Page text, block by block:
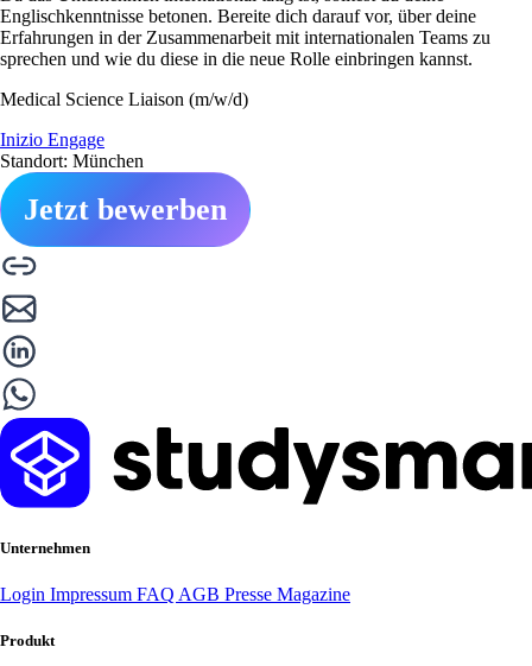
Englischkenntnisse betonen. Bereite dich darauf vor, über deine
Erfahrungen in der Zusammenarbeit mit internationalen Teams zu
sprechen und wie du diese in die neue Rolle einbringen kannst.
Medical Science Liaison (m/w/d)
Inizio Engage
Standort: München
Jetzt bewerben
Unternehmen
Login Impressum FAQ AGB Presse Magazine
Produkt